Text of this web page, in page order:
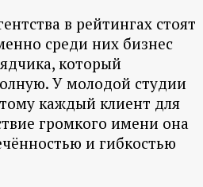
в рейтингах стоят
среди них бизнес
который
У молодой студии
каждый клиент для
громкого имени она
и гибкостью